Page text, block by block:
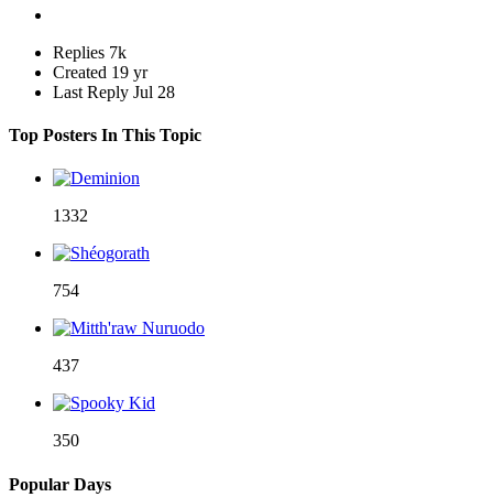
Replies 7k
Created 19 yr
Last Reply Jul 28
Top Posters In This Topic
1332
754
437
350
Popular Days